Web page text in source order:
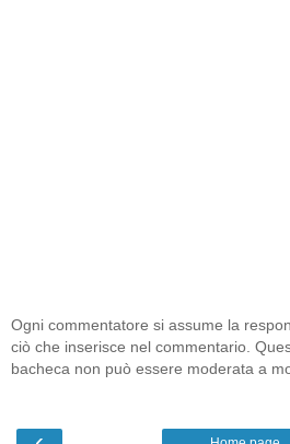
Ogni commentatore si assume la
ciò che inserisce nel commentario.
bacheca non può essere moderata a